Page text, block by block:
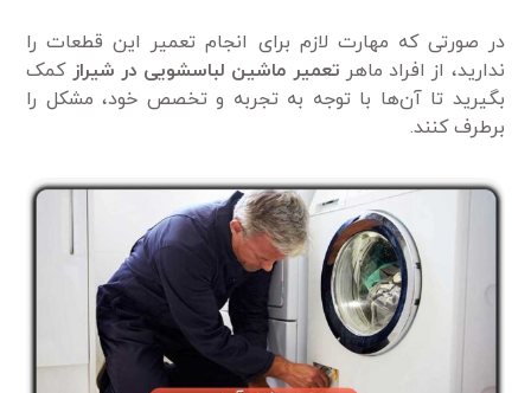
در صورتی که مهارت لازم برای انجام تعمیر این قطعات را
ندارید، از افراد ماهر تعمیر ماشین لباسشویی در شیراز کمک
بگیرید تا آن‌ها با توجه به تجربه و تخصص خود، مشکل را
برطرف کنند.